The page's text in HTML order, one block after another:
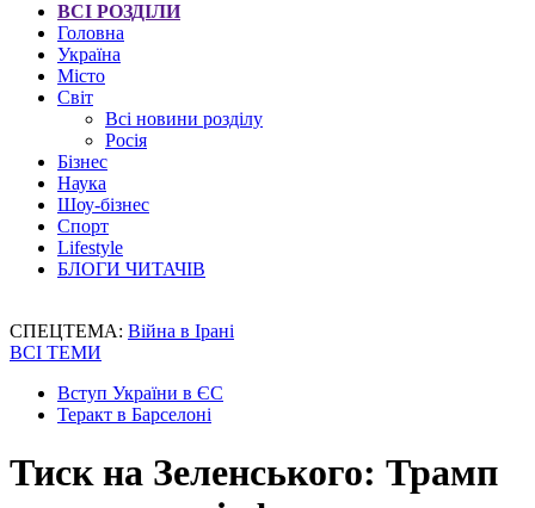
ВСІ РОЗДІЛИ
Головна
Україна
Місто
Світ
Всі новини розділу
Росія
Бізнес
Наука
Шоу-бізнес
Спорт
Lifestyle
БЛОГИ ЧИТАЧІВ
СПЕЦТЕМА: Війна в Ірані
ВСІ ТЕМИ
Вступ України в ЄС
Теракт в Барселоні
Тиск на Зеленського: Трамп